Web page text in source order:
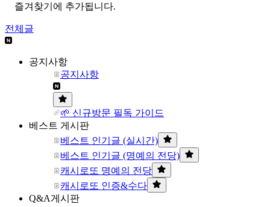
즐겨찾기에 추가됩니다.
전체글
공지사항
공지사항
🌱 신규방문 필독 가이드
베스트 게시판
베스트 인기글 (실시간)
베스트 인기글 (명예의 전당)
캐시로또 명예의 전당
캐시로또 인증&수다
Q&A게시판